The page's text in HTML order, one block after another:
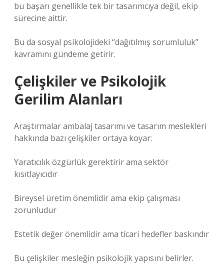
bu başarı genellikle tek bir tasarımcıya değil, ekip
sürecine aittir.
Bu da sosyal psikolojideki “dağıtılmış sorumluluk”
kavramını gündeme getirir.
Çelişkiler ve Psikolojik
Gerilim Alanları
Araştırmalar ambalaj tasarımı ve tasarım meslekleri
hakkında bazı çelişkiler ortaya koyar:
Yaratıcılık özgürlük gerektirir ama sektör
kısıtlayıcıdır
Bireysel üretim önemlidir ama ekip çalışması
zorunludur
Estetik değer önemlidir ama ticari hedefler baskındır
Bu çelişkiler mesleğin psikolojik yapısını belirler.